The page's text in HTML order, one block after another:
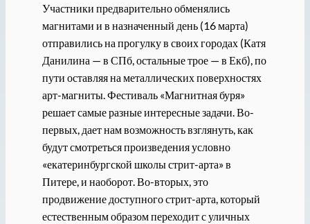
Участники предварительно обменялись
магнитами и в назначенный день (16 марта)
отправились на прогулку в своих городах (Катя
Данилина — в СПб, остальные трое — в Екб), по
пути оставляя на металлических поверхностях
арт-магниты. Фестиваль «Магнитная буря»
решает самые разные интересные задачи. Во-
первых, дает нам возможность взглянуть, как
будут смотреться произведения условно
«екатеринбургской школы стрит-арта» в
Питере, и наоборот. Во-вторых, это
продвижение доступного стрит-арта, который
естественным образом переходит с уличных